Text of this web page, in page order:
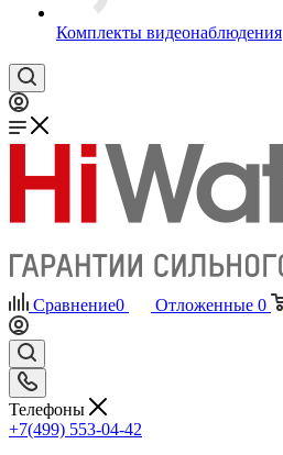
Комплекты видеонаблюдения
Сравнение0 Отложенные 0
Телефоны
+7(499) 553-04-42